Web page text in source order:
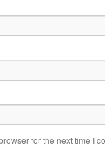
for the next time I